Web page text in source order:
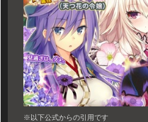
※以下公式からの引用です